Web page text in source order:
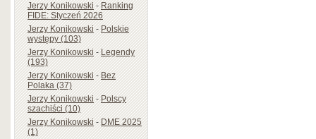
Jerzy Konikowski-Ranking
FIDE: Styczeń 2026
Jerzy Konikowski-Polskie
występy (103)
Jerzy Konikowski-Legendy
(193)
Jerzy Konikowski-Bez
Polaka (37)
Jerzy Konikowski-Polscy
szachiści (10)
Jerzy Konikowski-DME 2025
(1)